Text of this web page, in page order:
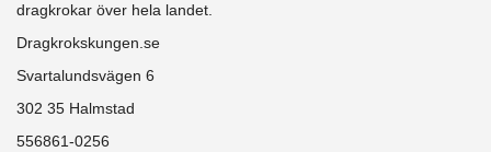
dragkrokar över hela landet.
Dragkrokskungen.se
Svartalundsvägen 6
302 35 Halmstad
556861-0256